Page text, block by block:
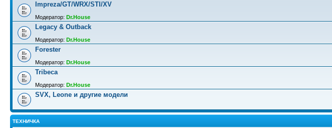
Impreza/GT/WRX/STI/XV
Модератор: Dr.House
Legacy & Outback
Модератор: Dr.House
Forester
Модератор: Dr.House
Tribeca
Модератор: Dr.House
SVX, Leone и другие модели
ТЕХНИЧКА